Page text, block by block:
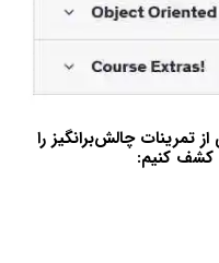
تمرینات چالش‌برانگیز را
کشف کنیم: